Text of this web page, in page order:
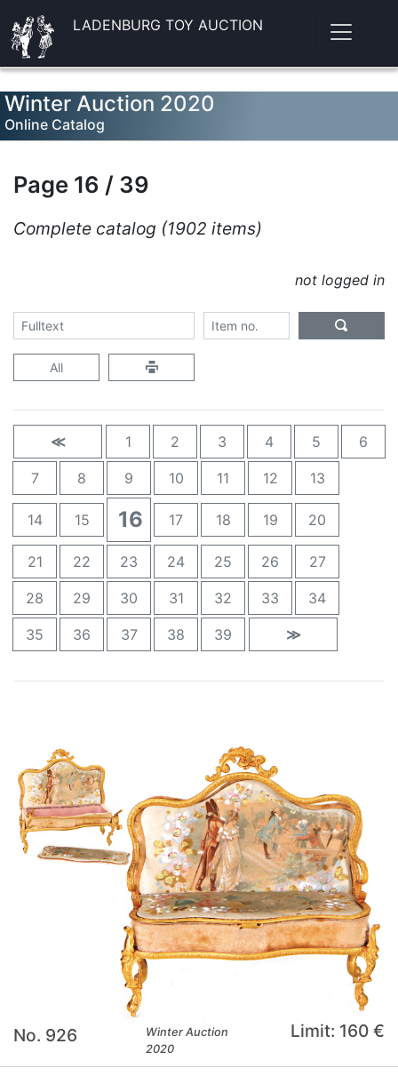
LADENBURG TOY AUCTION
Winter Auction 2020
Online Catalog
Page 16 / 39
Complete catalog (1902 items)
not logged in
All
≪ 1 2 3 4 5 6
7 8 9 10 11 12 13
14 15 16 17 18 19 20
21 22 23 24 25 26 27
28 29 30 31 32 33 34
35 36 37 38 39 ≫
No. 926
Winter Auction
2020
Limit: 160 €